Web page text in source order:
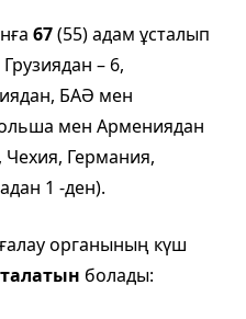
67(55) адам ұсталып
– 6,
БАӘ мен
мен Армениядан
Германия,
1 -ден).
органының күш
болады: